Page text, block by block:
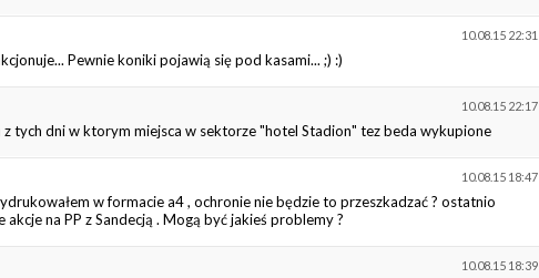
10.08.15 22:31
Pewnie koniki pojawią się pod kasami... ;) :)
10.08.15 22:17
tych dni w ktorym miejsca w sektorze "hotel Stadion" tez beda wykupione
10.08.15 18:47
w formacie a4 , ochronie nie będzie to przeszkadzać ? ostatnio
akcje na PP z Sandecją . Mogą być jakieś problemy ?
10.08.15 18:39